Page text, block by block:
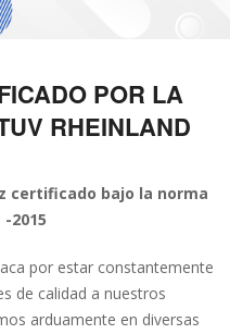
POR LA
RHEINLAND
certificado bajo la norma
2015
por estar constantemente
de calidad a nuestros
arduamente en diversas